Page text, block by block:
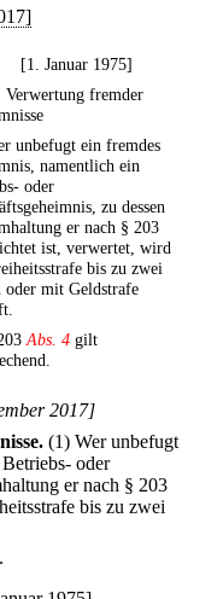
[1. Januar 1975]
Verwertung fremder
unbefugt ein fremdes
namentlich ein
oder
zu dessen
er nach § 203
ist, verwertet, wird
bis zu zwei
oder mit Geldstrafe
Abs. 4 gilt
2017]
(1) Wer unbefugt
oder
er nach § 203
bis zu zwei